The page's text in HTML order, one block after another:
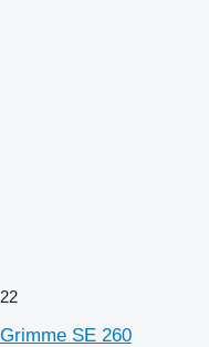
22
Grimme SE 260